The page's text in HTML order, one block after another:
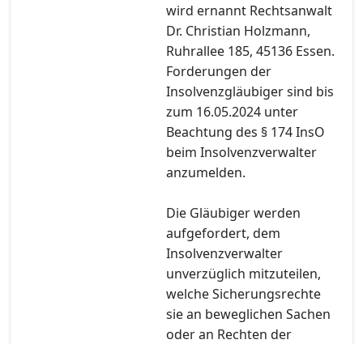
wird ernannt Rechtsanwalt
Dr. Christian Holzmann,
Ruhrallee 185, 45136 Essen.
Forderungen der
Insolvenzgläubiger sind bis
zum 16.05.2024 unter
Beachtung des § 174 InsO
beim Insolvenzverwalter
anzumelden.
Die Gläubiger werden
aufgefordert, dem
Insolvenzverwalter
unverzüglich mitzuteilen,
welche Sicherungsrechte
sie an beweglichen Sachen
oder an Rechten der